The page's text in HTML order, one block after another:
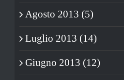
Agosto 2013 (5)
Luglio 2013 (14)
Giugno 2013 (12)